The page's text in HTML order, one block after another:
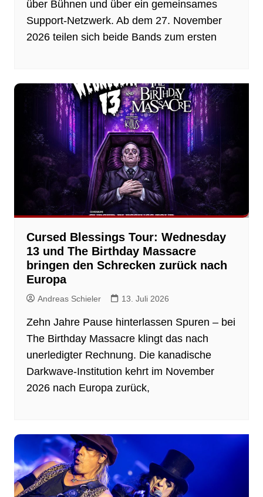
über Bühnen und über ein gemeinsames
Support-Netzwerk. Ab dem 27. November
2026 teilen sich beide Bands zum ersten
Cursed Blessings Tour: Wednesday
13 und The Birthday Massacre
bringen den Schrecken zurück nach
Europa
Andreas Schieler 13. Juli 2026
Zehn Jahre Pause hinterlassen Spuren – bei
The Birthday Massacre klingt das nach
unerledigter Rechnung. Die kanadische
Darkwave-Institution kehrt im November
2026 nach Europa zurück,